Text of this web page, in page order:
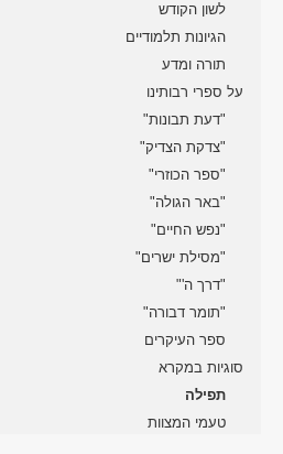
לשון הקודש
הגיונות תלמודיים
תורה ומדע
על ספרי רבותינו
"דעת תבונות"
"צדקת הצדיק"
"ספר הכוזרי"
"באר הגולה"
"נפש החיים"
"מסילת ישרים"
"דרך ה'"
"תומר דבורה"
ספר העיקרים
סוגיות במקרא
תפילה
טעמי המצוות